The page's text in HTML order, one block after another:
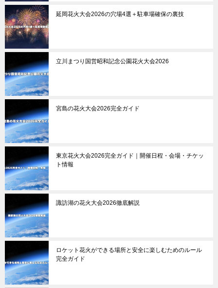
延岡花火大会2026の穴場4選＋駐車場確保の裏技
立川まつり国営昭和記念公園花火大会2026
宮島の花火大会2026完全ガイド
東京花火大会2026完全ガイド｜開催日程・会場・チケッ
ト情報
諏訪湖の花火大会2026徹底解説
ロケット花火ができる場所と安全に楽しむためのルール
完全ガイド